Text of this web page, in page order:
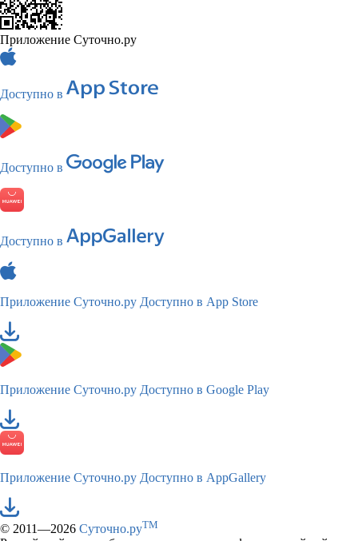
Приложение Суточно.ру
Доступно в
Доступно в
Доступно в
Приложение Суточно.ру Доступно в App Store
Приложение Суточно.ру Доступно в Google Play
Приложение Суточно.ру Доступно в AppGallery
© 2011—2026 Суточно.руTM